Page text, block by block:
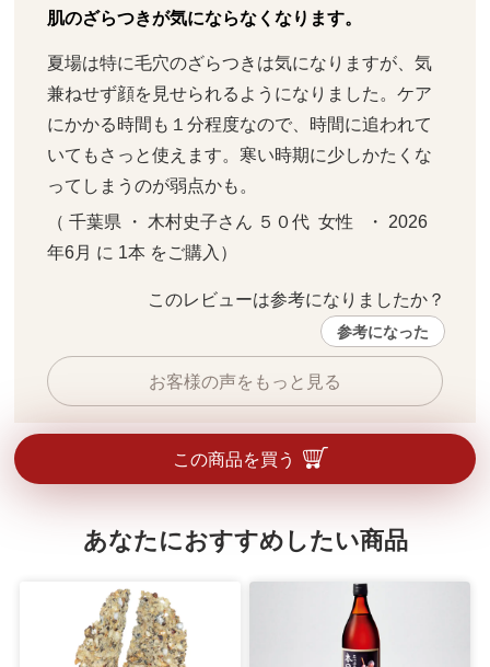
肌のざらつきが気にならなくなります。
夏場は特に毛穴のざらつきは気になりますが、気
兼ねせず顔を見せられるようになりました。ケア
にかかる時間も１分程度なので、時間に追われて
いてもさっと使えます。寒い時期に少しかたくな
ってしまうのが弱点かも。
（ 千葉県 ・ 木村史子さん ５０代  女性   ・ 2026
年6月 に 1本 をご購入）
このレビューは参考になりましたか？
参考になった
お客様の声をもっと見る
この商品を買う
あなたにおすすめしたい商品